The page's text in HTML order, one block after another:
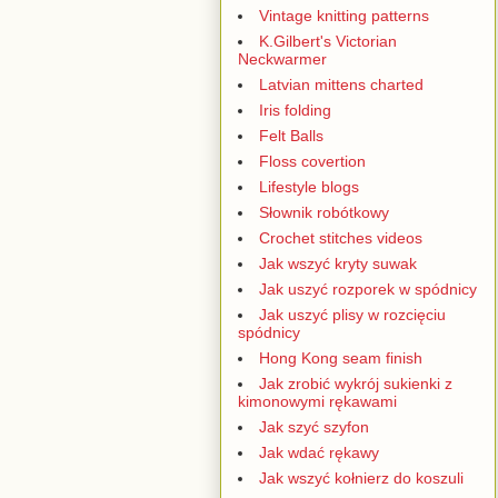
Vintage knitting patterns
K.Gilbert's Victorian
Neckwarmer
Latvian mittens charted
Iris folding
Felt Balls
Floss covertion
Lifestyle blogs
Słownik robótkowy
Crochet stitches videos
Jak wszyć kryty suwak
Jak uszyć rozporek w spódnicy
Jak uszyć plisy w rozcięciu
spódnicy
Hong Kong seam finish
Jak zrobić wykrój sukienki z
kimonowymi rękawami
Jak szyć szyfon
Jak wdać rękawy
Jak wszyć kołnierz do koszuli